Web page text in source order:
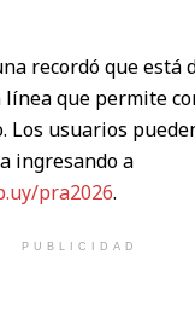
recordó que está
que permite
Los usuarios
ingresando a
pra2026.
PUBLICIDAD